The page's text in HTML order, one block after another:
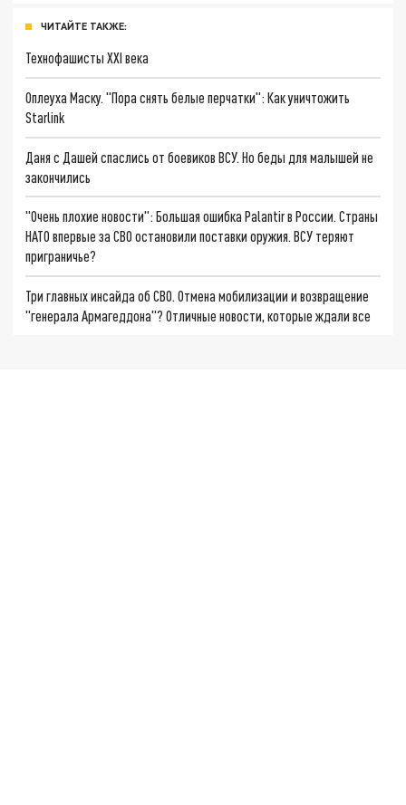
ЧИТАЙТЕ ТАКЖЕ:
Технофашисты XXI века
Оплеуха Маску. "Пора снять белые перчатки": Как уничтожить
Starlink
Даня с Дашей спаслись от боевиков ВСУ. Но беды для малышей не
закончились
"Очень плохие новости": Большая ошибка Palantir в России. Страны
НАТО впервые за СВО остановили поставки оружия. ВСУ теряют
приграничье?
Три главных инсайда об СВО. Отмена мобилизации и возвращение
"генерала Армагеддона"? Отличные новости, которые ждали все